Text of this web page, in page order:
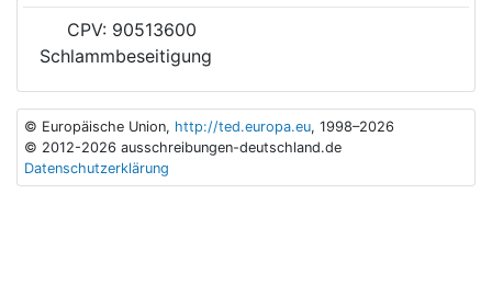
CPV: 90513600
Schlammbeseitigung
© Europäische Union, http://ted.europa.eu, 1998–2026
© 2012-2026 ausschreibungen-deutschland.de
Datenschutzerklärung